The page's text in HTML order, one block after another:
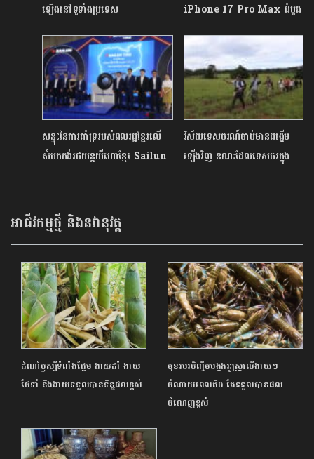
ឡើងនៅទូទាំងប្រទេស
iPhone 17 Pro Max ដំបូង
LOLC KHQR ជាមធ្យោបាយ
ទទួលការទូទាត់ពីអតិថិជន!
សន្ទុះនៃការគាំទ្ររបស់ពលរដ្ឋខ្មែរលើ
សំបកកង់រថយន្តយីហោខ្មែរ Sailun
វិស័យទេសចរណ៍ចាប់មានដង្ហើម
ឡើងវិញ ខណៈដែលទេសចរក្នុង
អាជីវកម្មថ្មី និងនវានុវត្ត
ដំណាំឫស្សីទំពាំងផ្អែម ងាយដាំ ងាយ
ថែទាំ និងងាយទទួលបានទិន្នផលខ្ពស់
មុខរបរចិញ្ចឹមបង្កងអូស្ត្រាលីងាយៗ
ចំណាយពេលតិច តែទទួលបានផល
ចំណេញខ្ពស់